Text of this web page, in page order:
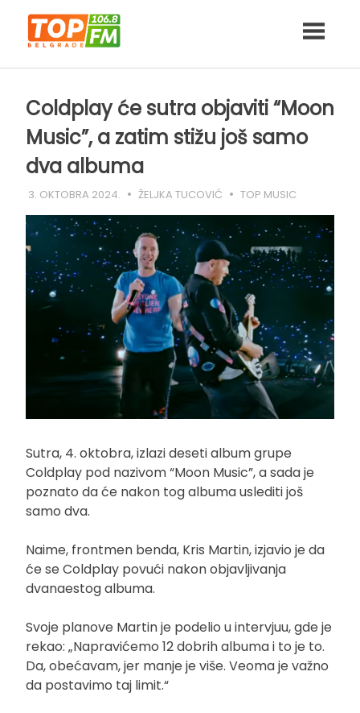
content
Coldplay će sutra objaviti “Moon
Music”, a zatim stižu još samo
dva albuma
3. OKTOBRA 2024. ŽELJKA TUCOVIĆ TOP MUSIC
Sutra, 4. oktobra, izlazi deseti album grupe
Coldplay pod nazivom “Moon Music”, a sada je
poznato da će nakon tog albuma uslediti još
samo dva.
Naime, frontmen benda, Kris Martin, izjavio je da
će se Coldplay povući nakon objavljivanja
dvanaestog albuma.
Svoje planove Martin je podelio u intervjuu, gde je
rekao: „Napravićemo 12 dobrih albuma i to je to.
Da, obećavam, jer manje je više. Veoma je važno
da postavimo taj limit.“